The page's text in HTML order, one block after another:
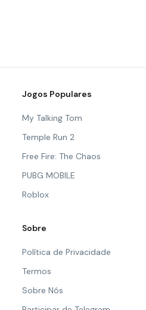
Jogos Populares
My Talking Tom
Temple Run 2
Free Fire: The Chaos
PUBG MOBILE
Roblox
Sobre
Política de Privacidade
Termos
Sobre Nós